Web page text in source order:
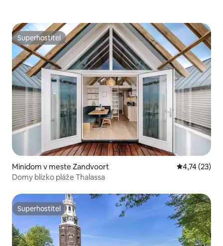
Superhostiteľ
Superhostiteľ
Minidom v meste Zandvoort Priemerné
4,74 (23)
Domy blízko pláže Thalassa
Superhostiteľ
Superhostiteľ